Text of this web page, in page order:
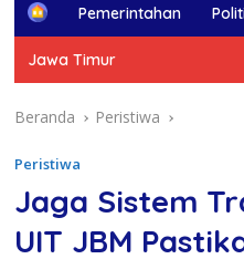
H
e
Pemerintahan
Jawa Timur
Beranda Peristiwa
Peristiwa
Jaga Sistem
UIT JBM